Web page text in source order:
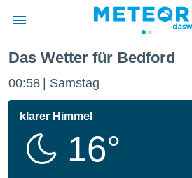
wurde
dass
Das Wetter für Bedford
00:58 Samstag
klarer Himmel
16°